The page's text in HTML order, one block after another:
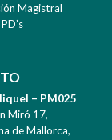
Magistral
– PM025
Miró 17,
de Mallorca,